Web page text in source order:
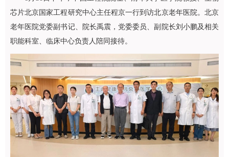
芯片北京国家工程研究中心主任程京一行到访北京老年医院。北京
老年医院党委副书记、院长禹震，党委委员、副院长刘小鹏及相关
职能科室、临床中心负责人陪同接待。